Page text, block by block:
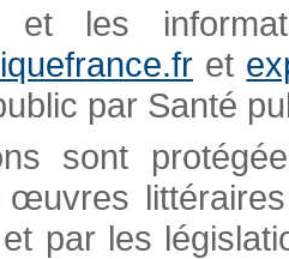
et les
et
par Santé
sont
œuvres
par les